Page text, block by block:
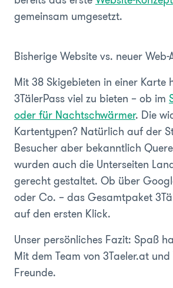
gemeinsam umgesetzt.
Bisherige Website vs. neuer
Mit 38 Skigebieten in einer Karte
3TälerPass viel zu bieten – ob im
oder für Nachtschwärmer. Die
Kartentypen? Natürlich auf der
Besucher aber bekanntlich
wurden auch die Unterseiten
gerecht gestaltet. Ob über
oder Co. – das Gesamtpaket
auf den ersten Klick.
Unser persönliches Fazit: Spaß
Mit dem Team von 3Taeler.at
Freunde.